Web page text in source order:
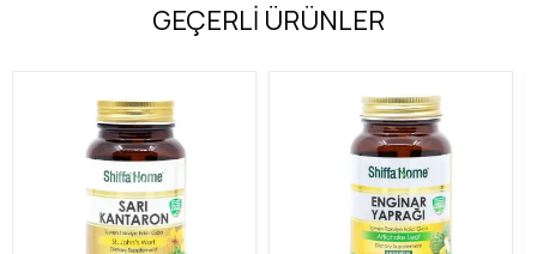
GEÇERLİ ÜRÜNLER